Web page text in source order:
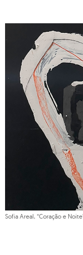
Sofia Areal, “Coração e